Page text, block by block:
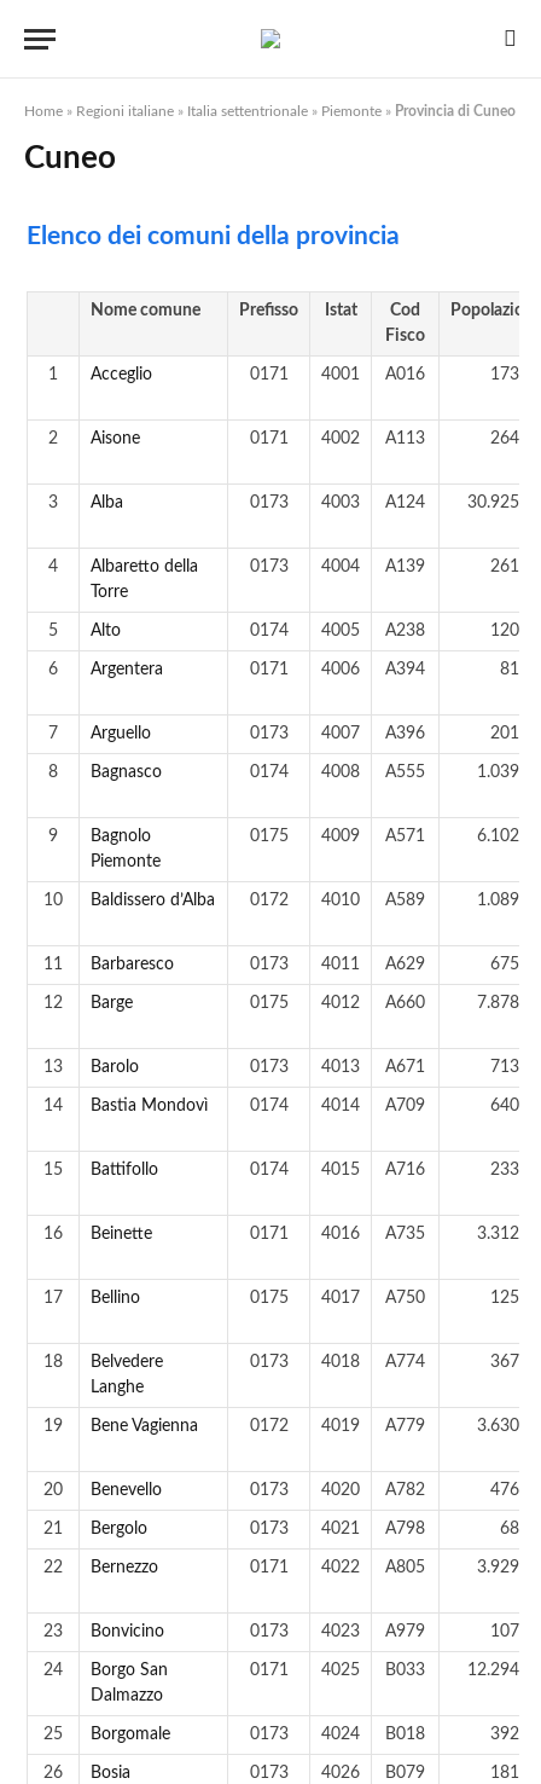
Home » Regioni italiane » Italia settentrionale » Piemonte » Provincia di Cuneo
Cuneo
Elenco dei comuni della provincia
Nome comune Prefisso Istat
Cod
Fisco
Popolazione
1 Acceglio 0171 4001 A016 173 ab
2 Aisone 0171 4002 A113 264 ab
3 Alba 0173 4003 A124 30.925 ab
4
Albaretto della
Torre
0173 4004 A139 261 ab
5 Alto 0174 4005 A238 120 ab
6 Argentera 0171 4006 A394 81 ab
7 Arguello 0173 4007 A396 201 ab
8 Bagnasco 0174 4008 A555 1.039 ab
9
Bagnolo
Piemonte
0175 4009 A571 6.102 ab
10 Baldissero d’Alba 0172 4010 A589 1.089 ab
11 Barbaresco 0173 4011 A629 675 ab
12 Barge 0175 4012 A660 7.878 ab
13 Barolo 0173 4013 A671 713 ab
14 Bastia Mondovì 0174 4014 A709 640 ab
15 Battifollo 0174 4015 A716 233 ab
16 Beinette 0171 4016 A735 3.312 ab
17 Bellino 0175 4017 A750 125 ab
18
Belvedere
Langhe
0173 4018 A774 367 ab
19 Bene Vagienna 0172 4019 A779 3.630 ab
20 Benevello 0173 4020 A782 476 ab
21 Bergolo 0173 4021 A798 68 ab
22 Bernezzo 0171 4022 A805 3.929 ab
23 Bonvicino 0173 4023 A979 107 ab
24
Borgo San
Dalmazzo
0171 4025 B033 12.294 ab
25 Borgomale 0173 4024 B018 392 ab
26 Bosia 0173 4026 B079 181 ab